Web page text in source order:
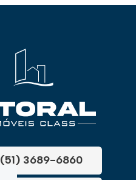
(51) 3689-6860